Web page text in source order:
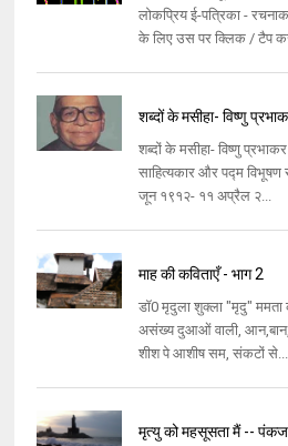
लोकप्रिय ई-पत्रिका -
के लिए उस पर क्लिक / टैप
शब्दों के मसीहा- विष्णु
शब्दों के मसीहा- विष्णु
साहित्यकार और पद्म विभूषण
जून १९१२- ११ अप्रैल २...
माह की कविताएँ - भाग 2
डॉ0 मृदुला शुक्ला "मृदु" ममता
असंख्य दुआओं वाली,
शीश पे आशीष सम, संकटों से...
मृत्यु को महसूसता मैं -- पंकज